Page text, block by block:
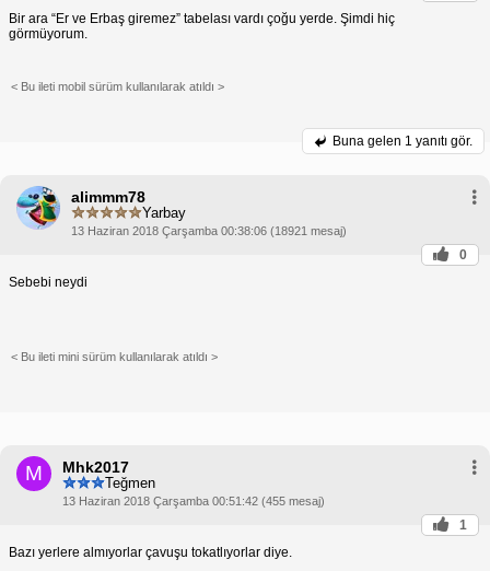
Bir ara “Er ve Erbaş giremez” tabelası vardı çoğu yerde. Şimdi hiç
görmüyorum.
< Bu ileti mobil sürüm kullanılarak atıldı >
Buna gelen 1 yanıtı gör.
alimmm78
Yarbay
13 Haziran 2018 Çarşamba 00:38:06 (18921 mesaj)
0
Sebebi neydi
< Bu ileti mini sürüm kullanılarak atıldı >
M Mhk2017
Teğmen
13 Haziran 2018 Çarşamba 00:51:42 (455 mesaj)
1
Bazı yerlere almıyorlar çavuşu tokatlıyorlar diye.